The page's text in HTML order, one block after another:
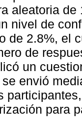
aleatoria
nivel de
de 2.8%, el
de
un
envió
para